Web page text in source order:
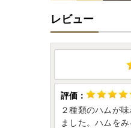
レビュー
２種類のハムが
ました。ハムを